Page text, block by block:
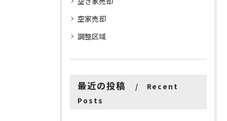
空家売却
調整区域
最近の投稿
Recent
Posts